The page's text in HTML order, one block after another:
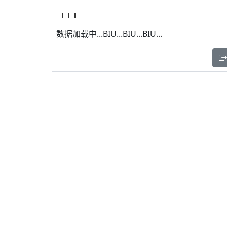
数据加载中...BIU...BIU...BIU...